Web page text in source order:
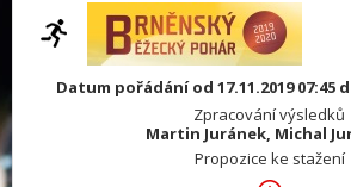
Datum pořádání od 17.11.2019 07:45
Zpracování výsledků
Martin Juránek, Michal
Propozice ke stažení